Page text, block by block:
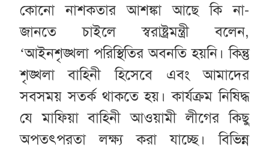
কোনো নাশকতার আশঙ্কা আছে কি না-
জানতে চাইলে স্বরাষ্ট্রমন্ত্রী বলেন,
‌‘আইনশৃঙ্খলা পরিস্থিতির অবনতি হয়নি। কিন্তু
শৃঙ্খলা বাহিনী হিসেবে এবং আমাদের
সবসময় সতর্ক থাকতে হয়। কার্যক্রম নিষিদ্ধ
যে মাফিয়া বাহিনী আওয়ামী লীগের কিছু
অপতৎপরতা লক্ষ্য করা যাচ্ছে। বিভিন্ন